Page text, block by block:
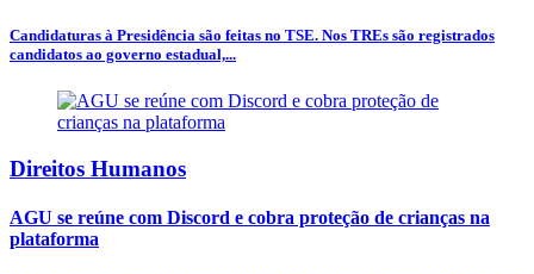
Candidaturas à Presidência são feitas no TSE. Nos TREs são registrados
candidatos ao governo estadual,...
Direitos Humanos
AGU se reúne com Discord e cobra proteção de crianças na
plataforma